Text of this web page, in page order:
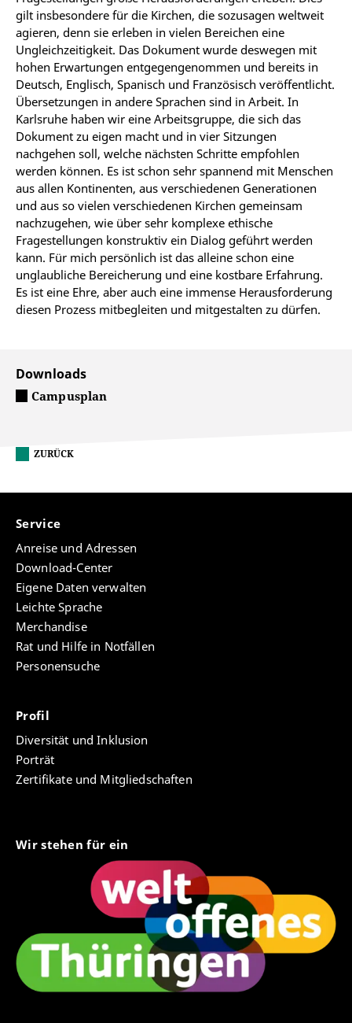
gilt insbesondere für die Kirchen, die sozusagen weltweit
agieren, denn sie erleben in vielen Bereichen eine
Ungleichzeitigkeit. Das Dokument wurde deswegen mit
hohen Erwartungen entgegengenommen und bereits in
Deutsch, Englisch, Spanisch und Französisch veröffentlicht.
Übersetzungen in andere Sprachen sind in Arbeit. In
Karlsruhe haben wir eine Arbeitsgruppe, die sich das
Dokument zu eigen macht und in vier Sitzungen
nachgehen soll, welche nächsten Schritte empfohlen
werden können. Es ist schon sehr spannend mit Menschen
aus allen Kontinenten, aus verschiedenen Generationen
und aus so vielen verschiedenen Kirchen gemeinsam
nachzugehen, wie über sehr komplexe ethische
Fragestellungen konstruktiv ein Dialog geführt werden
kann. Für mich persönlich ist das alleine schon eine
unglaubliche Bereicherung und eine kostbare Erfahrung.
Es ist eine Ehre, aber auch eine immense Herausforderung
diesen Prozess mitbegleiten und mitgestalten zu dürfen.
Downloads
Campusplan
ZURÜCK
Service
Anreise und Adressen
Download-Center
Eigene Daten verwalten
Leichte Sprache
Merchandise
Rat und Hilfe in Notfällen
Personensuche
Profil
Diversität und Inklusion
Porträt
Zertifikate und Mitgliedschaften
Wir stehen für ein